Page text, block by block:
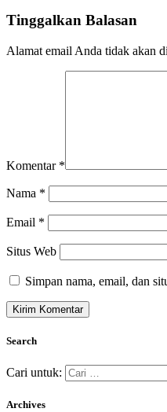
Tinggalkan Balasan
Alamat email Anda tidak akan
Komentar *
Nama *
Email *
Situs Web
Simpan nama, email, dan
Search
Cari untuk:
Archives